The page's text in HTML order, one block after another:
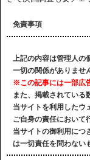
免責事項
上記の内容は管理人
一切の関係がありませ
※この記事には一部広
また、掲載されている
当サイトを利用したウ
ご自身の責任において
当サイトの御利用につ
は一切責任を問わない